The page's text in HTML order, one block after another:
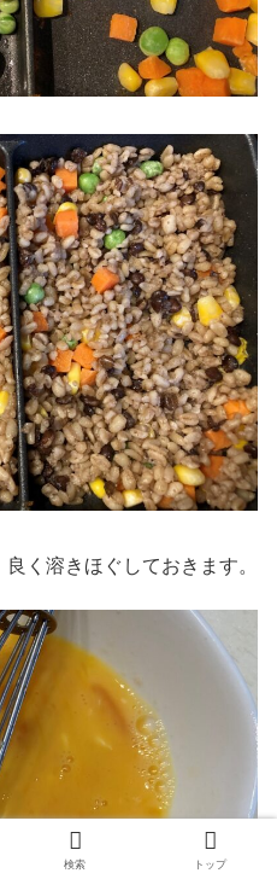
く溶きほぐしておきます。
検索 トップ